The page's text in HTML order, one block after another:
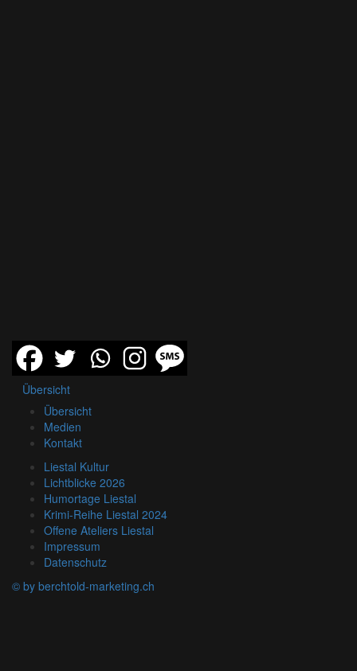
Übersicht
Übersicht
Medien
Kontakt
Liestal Kultur
Lichtblicke 2026
Humortage Liestal
Krimi-Reihe Liestal 2024
Offene Ateliers Liestal
Impressum
Datenschutz
© by berchtold-marketing.ch